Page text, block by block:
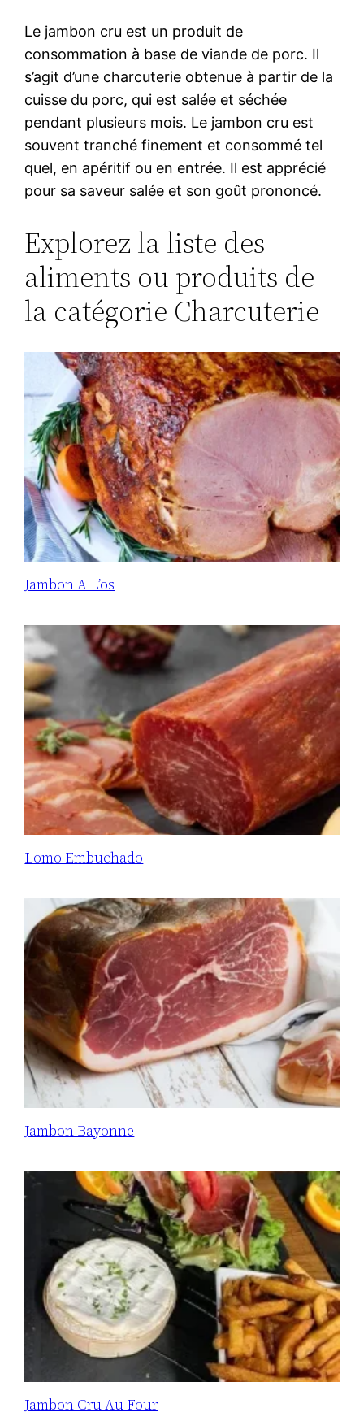
Le jambon cru est un produit de
consommation à base de viande de porc. Il
s’agit d’une charcuterie obtenue à partir de la
cuisse du porc, qui est salée et séchée
pendant plusieurs mois. Le jambon cru est
souvent tranché finement et consommé tel
quel, en apéritif ou en entrée. Il est apprécié
pour sa saveur salée et son goût prononcé.
Explorez la liste des
aliments ou produits de
la catégorie Charcuterie
Jambon A L’os
Lomo Embuchado
Jambon Bayonne
Jambon Cru Au Four